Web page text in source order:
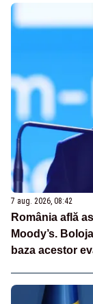
7 aug. 2026, 08:42
România află
Moody’s.
baza acestor